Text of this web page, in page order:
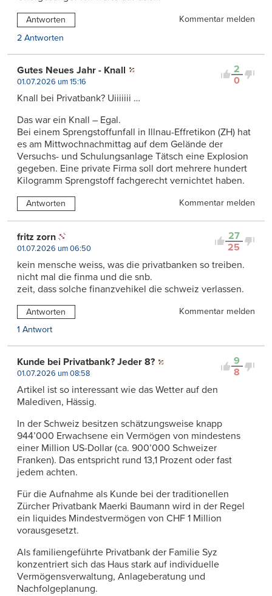
Antworten
Kommentar melden
2 Antworten
2
0
Gutes Neues Jahr - Knall
01.07.2026 um 15:16
Knall bei Privatbank? Uiiiiiii …
Das war ein Knall – Egal.
Bei einem Sprengstoffunfall in Illnau-Effretikon (ZH) hat
es am Mittwochnachmittag auf dem Gelände der
Versuchs- und Schulungsanlage Tätsch eine Explosion
gegeben. Eine private Firma soll dort mehrere hundert
Kilogramm Sprengstoff fachgerecht vernichtet haben.
Antworten Kommentar melden
27
25
fritz zorn
01.07.2026 um 06:50
kein mensche weiss, was die privatbanken so treiben.
nicht mal die finma und die snb.
zeit, dass solche finanzvehikel die schweiz verlassen.
Antworten
Kommentar melden
1 Antwort
9
8
Kunde bei Privatbank? Jeder 8?
01.07.2026 um 08:58
Artikel ist so interessant wie das Wetter auf den
Malediven, Hässig.
In der Schweiz besitzen schätzungsweise knapp
944’000 Erwachsene ein Vermögen von mindestens
einer Million US-Dollar (ca. 900’000 Schweizer
Franken). Das entspricht rund 13,1 Prozent oder fast
jedem achten.
Für die Aufnahme als Kunde bei der traditionellen
Zürcher Privatbank Maerki Baumann wird in der Regel
ein liquides Mindestvermögen von CHF 1 Million
vorausgesetzt.
Als familiengeführte Privatbank der Familie Syz
konzentriert sich das Haus stark auf individuelle
Vermögensverwaltung, Anlageberatung und
Nachfolgeplanung.